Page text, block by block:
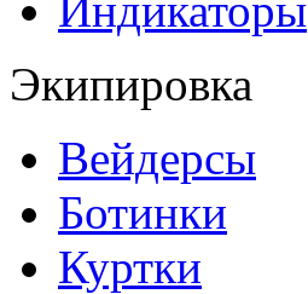
Экипировка
Вейдерсы
Ботинки
Куртки